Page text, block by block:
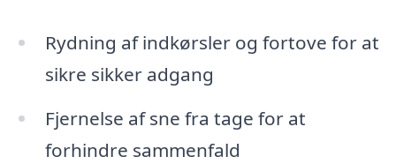
Rydning af indkørsler og fortove for at
sikre sikker adgang
Fjernelse af sne fra tage for at
forhindre sammenfald